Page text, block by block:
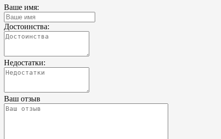
Ваше имя:
Достоинства:
Недостатки:
Ваш отзыв